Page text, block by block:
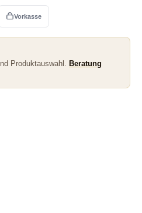
Vorkasse
Produktauswahl. Beratung